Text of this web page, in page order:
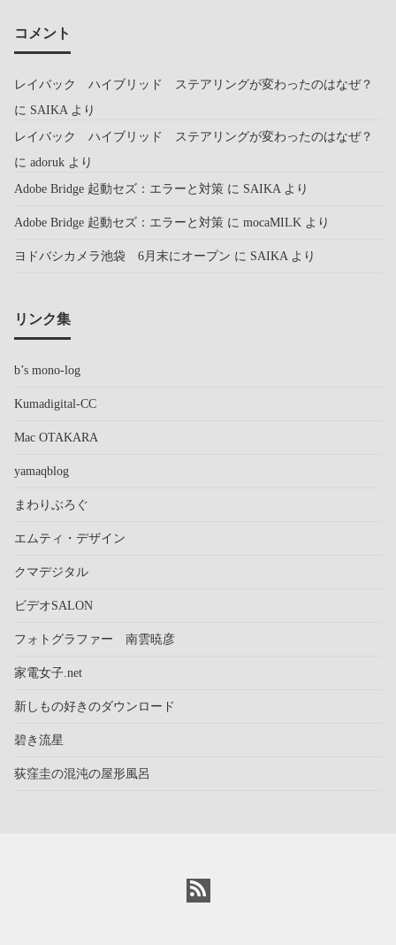
コメント
レイバック ハイブリッド ステアリングが変わったのはなぜ？
に SAIKA より
レイバック ハイブリッド ステアリングが変わったのはなぜ？
に adoruk より
Adobe Bridge 起動セズ：エラーと対策 に SAIKA より
Adobe Bridge 起動セズ：エラーと対策 に mocaMILK より
ヨドバシカメラ池袋 6月末にオープン に SAIKA より
リンク集
b’s mono-log
Kumadigital-CC
Mac OTAKARA
yamaqblog
まわりぶろぐ
エムティ・デザイン
クマデジタル
ビデオSALON
フォトグラファー 南雲暁彦
家電女子.net
新しもの好きのダウンロード
碧き流星
荻窪圭の混沌の屋形風呂